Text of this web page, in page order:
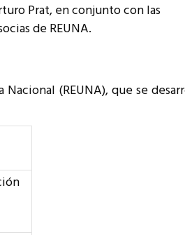
Prat, en conjunto con las
de REUNA.
(REUNA), que se